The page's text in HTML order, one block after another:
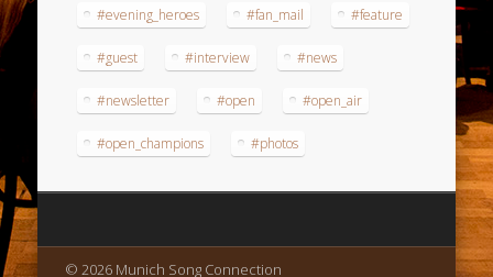
#evening_heroes #fan_mail #feature
#guest #interview #news
#newsletter #open #open_air
#open_champions #photos
© 2026 Munich Song Connection